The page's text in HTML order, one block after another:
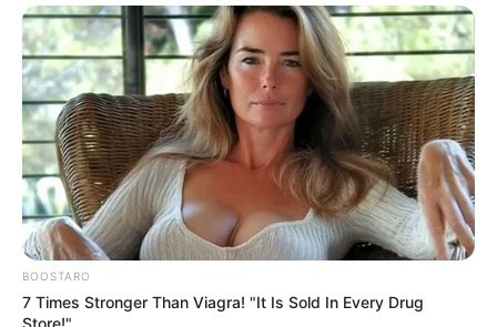
Schwimm- und Badespaß für die ganze Familie mit
tollen Wasserattraktionen, inklusive einer 95m-
Riesenwasserrutsche und einem Außenbecken.
Außerdem hat täglich eine Textilsauna geöffnet.
Informationen unterwww.soestebad.de.
Freizeitbad Dümmer - Am Dümmer gibt es nicht nur
kinderfreundliche Sandstrände mit sehr flachem
Wasser, sondern auch ein Freizeitbad mit
Schwimmhalle, Saunalandschaft und Freibereich.
Informationen unter
BOOSTARO
7 Times Stronger Than Viagra! "It Is Sold In Every Drug
Store!"